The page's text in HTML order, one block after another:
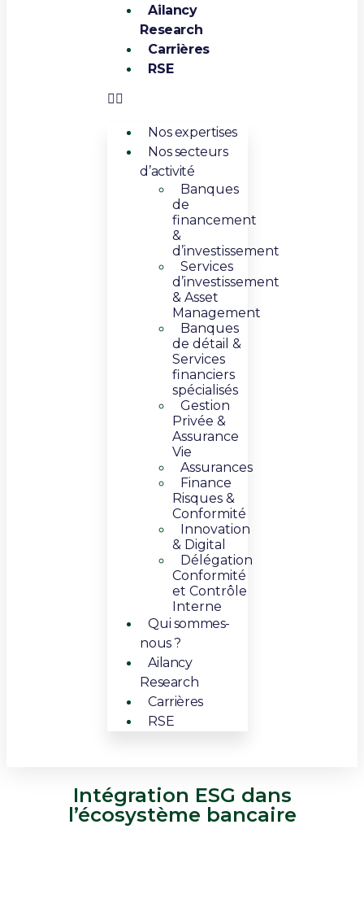
Ailancy
Research
Carrières
RSE
Nos expertises
Nos secteurs
d’activité
Banques
de
financement
&
d’investissement
Services
d’investissement
& Asset
Management​
Banques
de détail &
Services
financiers
spécialisés
Gestion
Privée &
Assurance
Vie​
Assurances
Finance
Risques &
Conformité
Innovation
& Digital​​
Délégation
Conformité
et Contrôle
Interne
Qui sommes-
nous ?
Ailancy
Research
Carrières
RSE
Intégration ESG dans
l’écosystème bancaire